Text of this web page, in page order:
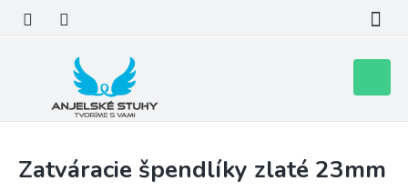
obsah
košík
Zatváracie špendlíky zlaté 23mm